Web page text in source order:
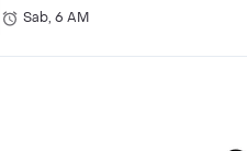
COL.).
Sab, 6 AM